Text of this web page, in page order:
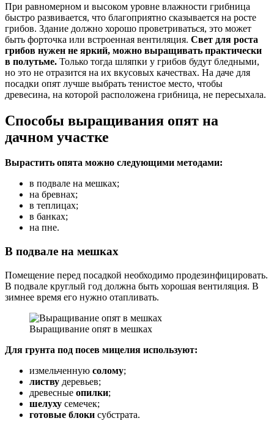
При равномерном и высоком уровне влажности грибница
быстро развивается, что благоприятно сказывается на росте
грибов. Здание должно хорошо проветриваться, это может
быть форточка или встроенная вентиляция. Свет для роста
грибов нужен не яркий, можно выращивать практически
в полутьме. Только тогда шляпки у грибов будут бледными,
но это не отразится на их вкусовых качествах. На даче для
посадки опят лучше выбрать тенистое место, чтобы
древесина, на которой расположена грибница, не пересыхала.
Способы выращивания опят на
дачном участке
Вырастить опята можно следующими методами:
в подвале на мешках;
на бревнах;
в теплицах;
в банках;
на пне.
В подвале на мешках
Помещение перед посадкой необходимо продезинфицировать.
В подвале круглый год должна быть хорошая вентиляция. В
зимнее время его нужно отапливать.
Выращивание опят в мешках
Для грунта под посев мицелия используют:
измельченную солому;
листву деревьев;
древесные опилки;
шелуху семечек;
готовые блоки субстрата.